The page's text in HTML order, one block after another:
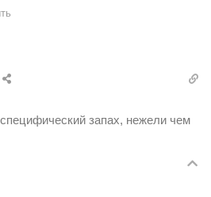
запах, нежели чем